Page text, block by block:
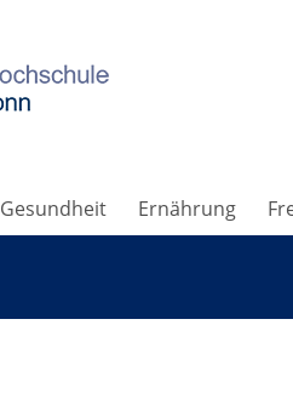
Gesundheit Ernährung